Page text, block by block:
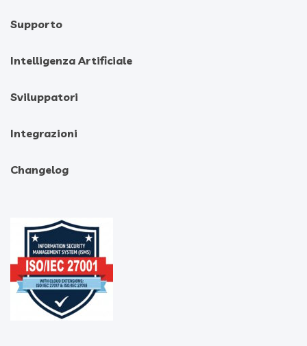
Supporto
Intelligenza Artificiale
Sviluppatori
Integrazioni
Changelog